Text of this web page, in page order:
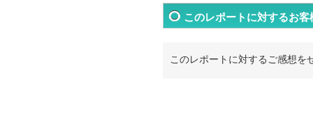
このレポートに対するお客
このレポートに対するご感想を